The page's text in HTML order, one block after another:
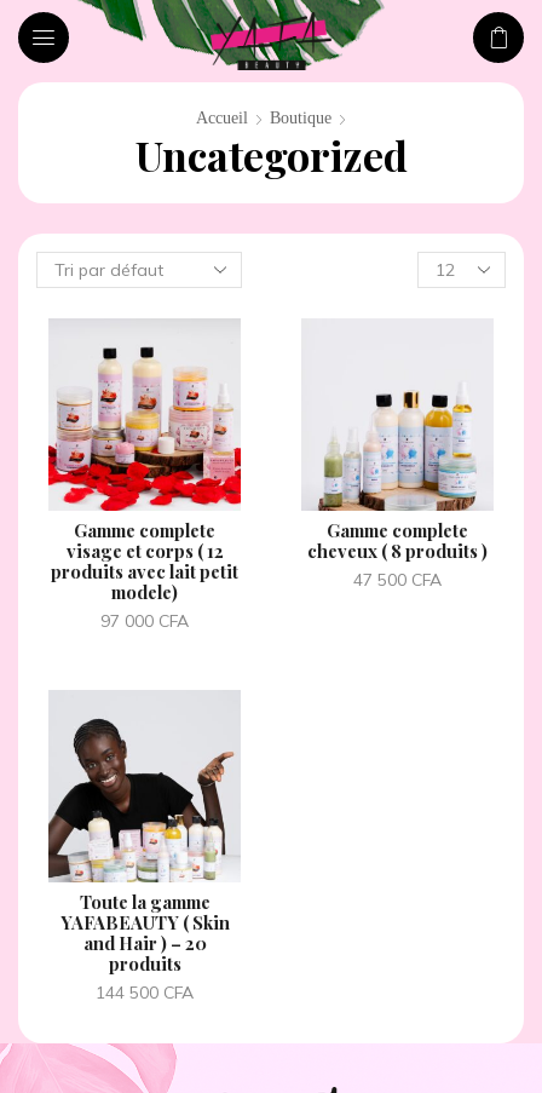
Accueil Boutique
Uncategorized
Gamme complete
visage et corps ( 12
produits avec lait petit
modele)
97 000 CFA
Gamme complete
cheveux ( 8 produits )
47 500 CFA
Toute la gamme
YAFABEAUTY ( Skin
and Hair ) – 20
produits
144 500 CFA